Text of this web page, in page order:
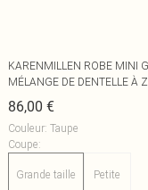
KARENMILLEN ROBE MINI
MÉLANGE DE DENTELLE À
86,00 €
Couleur: Taupe
Coupe:
Grande taille Petite